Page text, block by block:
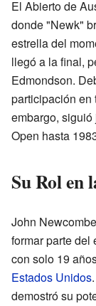
El Abierto de
donde "Newk"
estrella del
llegó a la final,
Edmondson.
participación en
embargo,
Open hasta
Su Rol en
John
formar parte del
con solo 19
Estados Unidos
demostró su